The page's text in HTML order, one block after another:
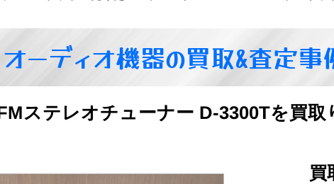
オーディオ機器の買取&査定事
ステレオチューナー D-3300Tを買取
買